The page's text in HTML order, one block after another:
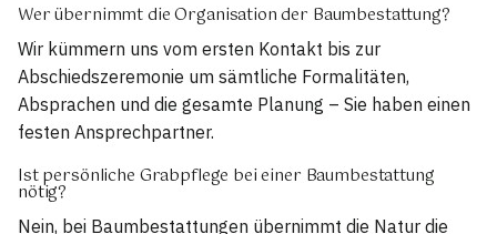
Wer übernimmt die Organisation der Baumbestattung?
Wir kümmern uns vom ersten Kontakt bis zur
Abschiedszeremonie um sämtliche Formalitäten,
Absprachen und die gesamte Planung – Sie haben einen
festen Ansprechpartner.
Ist persönliche Grabpflege bei einer Baumbestattung
nötig?
Nein, bei Baumbestattungen übernimmt die Natur die